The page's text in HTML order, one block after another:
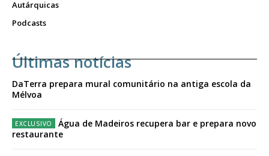
Autárquicas
Podcasts
Últimas notícias
DaTerra prepara mural comunitário na antiga escola da
Mélvoa
Água de Madeiros recupera bar e prepara novo
restaurante